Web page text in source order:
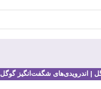
| اندرویدی‌های شگفت‌انگیز گوگل